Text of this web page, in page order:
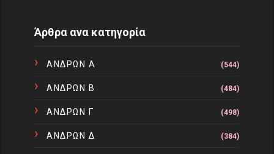
Άρθρα ανα κατηγορία
ΑΝΔΡΩΝ Α (544)
ΑΝΔΡΩΝ Β (484)
ΑΝΔΡΩΝ Γ (498)
ΑΝΔΡΩΝ Δ (384)